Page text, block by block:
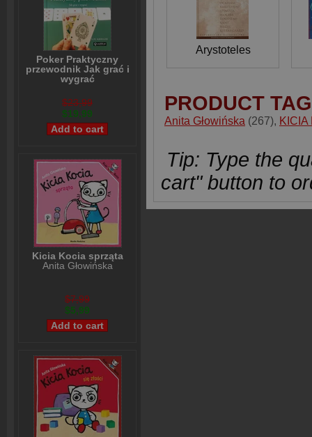
Poker Praktyczny
przewodnik Jak grać i
wygrać
$23,99
$19,99
Kicia Kocia sprząta
Anita Głowińska
$7,99
$5,99
Arystoteles
PRODUCT
Anita Głowińska (267), KICIA
Tip: Type the
cart" button to